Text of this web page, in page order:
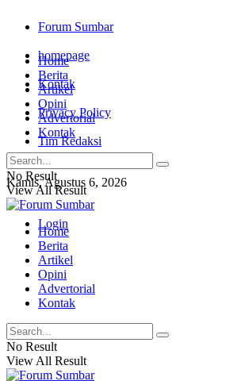
Forum Sumbar
homepage
Kontak
Privacy Policy
Tim Redaksi
Kamis, Agustus 6, 2026
Login
Home
Berita
Artikel
Opini
Advertorial
Kontak
No Result
View All Result
Home
Berita
Artikel
Opini
Advertorial
Kontak
No Result
View All Result